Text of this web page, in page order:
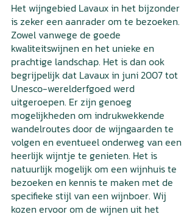
Het wijngebied Lavaux in het bijzonder
is zeker een aanrader om te bezoeken.
Zowel vanwege de goede
kwaliteitswijnen en het unieke en
prachtige landschap. Het is dan ook
begrijpelijk dat Lavaux in juni 2007 tot
Unesco-werelderfgoed werd
uitgeroepen. Er zijn genoeg
mogelijkheden om indrukwekkende
wandelroutes door de wijngaarden te
volgen en eventueel onderweg van een
heerlijk wijntje te genieten. Het is
natuurlijk mogelijk om een wijnhuis te
bezoeken en kennis te maken met de
specifieke stijl van een wijnboer. Wij
kozen ervoor om de wijnen uit het